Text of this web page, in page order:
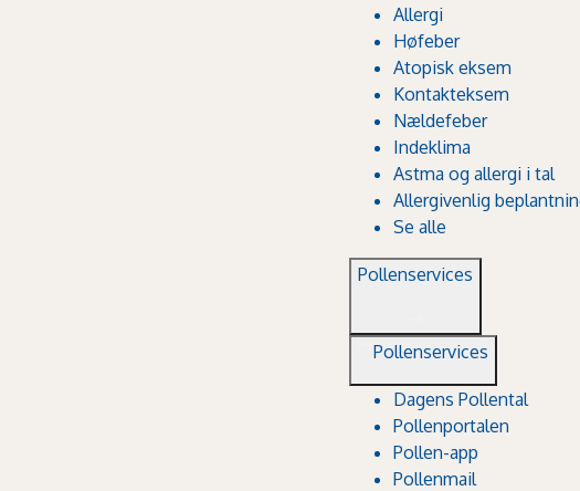
Allergi
Høfeber
Atopisk eksem
Kontakteksem
Nældefeber
Indeklima
Astma og allergi i tal
Allergivenlig
Se alle
Pollenservices
Pollenservices
Dagens Pollental
Pollenportalen
Pollen-app
Pollenmail